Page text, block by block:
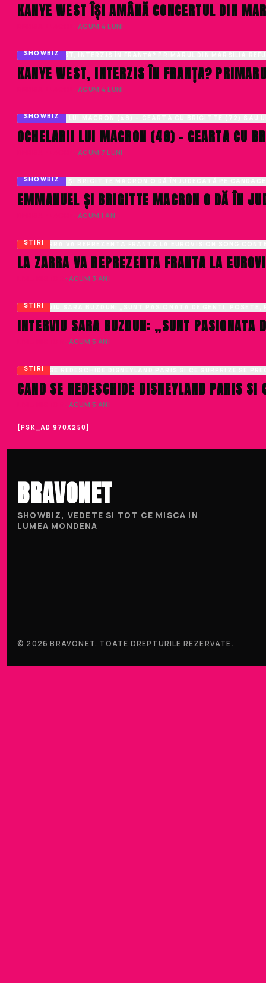
KANYE WEST ÎȘI AMÂNĂ CONCERTUL DIN
· ACUM 4 LUNI
SHOWBIZ
KANYE WEST, INTERZIS ÎN FRANȚA?
· ACUM 4 LUNI
SHOWBIZ
OCHELARII LUI MACRON (48) – CEARTA CU
· ACUM 7 LUNI
SHOWBIZ
EMMANUEL ȘI BRIGITTE MACRON O DĂ ÎN
· ACUM 1 AN
STIRI
LA ZARRA VA REPREZENTA FRANTA LA
· ACUM 3 ANI
STIRI
INTERVIU SARA BUZDUN: „SUNT
· ACUM 5 ANI
STIRI
CAND SE REDESCHIDE DISNEYLAND PARIS SI
· ACUM 5 ANI
[PSK_AD 970X250]
BRAVONET
SHOWBIZ, VEDETE SI TOT CE MISCA IN
LUMEA MONDENA
© 2026 BRAVONET. TOATE DREPTURILE REZERVATE.